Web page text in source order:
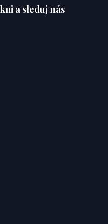
a sleduj nás